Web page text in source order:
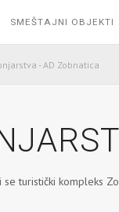
SMEŠTAJNI OBJEKTI
- AD Zobnatica
se turistički kompleks